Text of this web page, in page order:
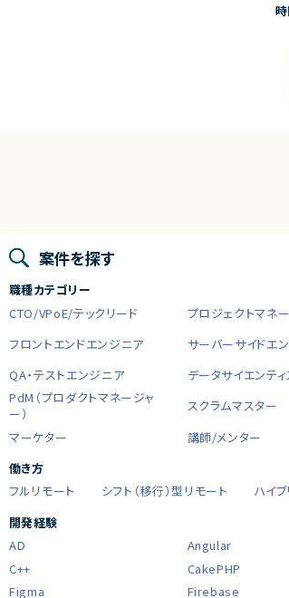
案件を探す
職種カテゴリー
CTO/VPoE/テックリード
プロジェクトマネ
フロントエンドエンジニア
サーバーサイドエ
QA・テストエンジニア
データサイエンティ
PdM（プロダクトマネージャ
ー）
スクラムマスター
マーケター
講師/メンター
働き方
フルリモート
シフト（移行）型リモート
ハイ
開発経験
AD
Angular
C++
CakePHP
Figma
Firebase